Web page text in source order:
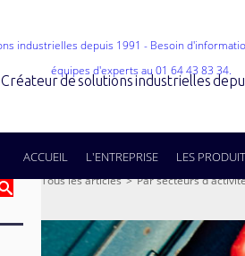
Créateur de solutions industrielles
ACCUEIL L'ENTREPRISE LES
Tous les articles > Par secteurs